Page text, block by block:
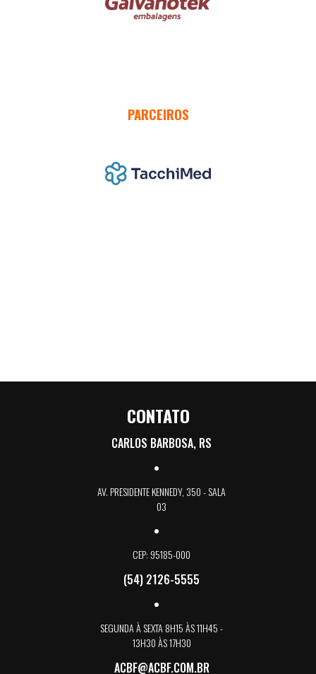
PARCEIROS
CONTATO
CARLOS BARBOSA, RS
AV. PRESIDENTE KENNEDY, 350 - SALA
03
CEP: 95185-000
(54) 2126-5555
SEGUNDA À SEXTA 8H15 ÀS 11H45 -
13H30 ÀS 17H30
ACBF@ACBF.COM.BR